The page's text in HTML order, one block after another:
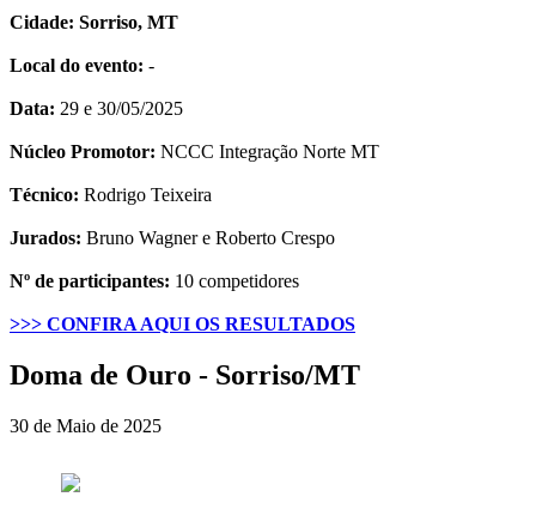
Cidade: Sorriso, MT
Local do evento: -
Data: 29 e 30/05/2025
Núcleo Promotor: NCCC Integração Norte MT
Técnico: Rodrigo Teixeira
Jurados: Bruno Wagner e Roberto Crespo
Nº de participantes: 10 competidores
>>> CONFIRA AQUI OS RESULTADOS
Doma de Ouro - Sorriso/MT
30 de Maio de 2025